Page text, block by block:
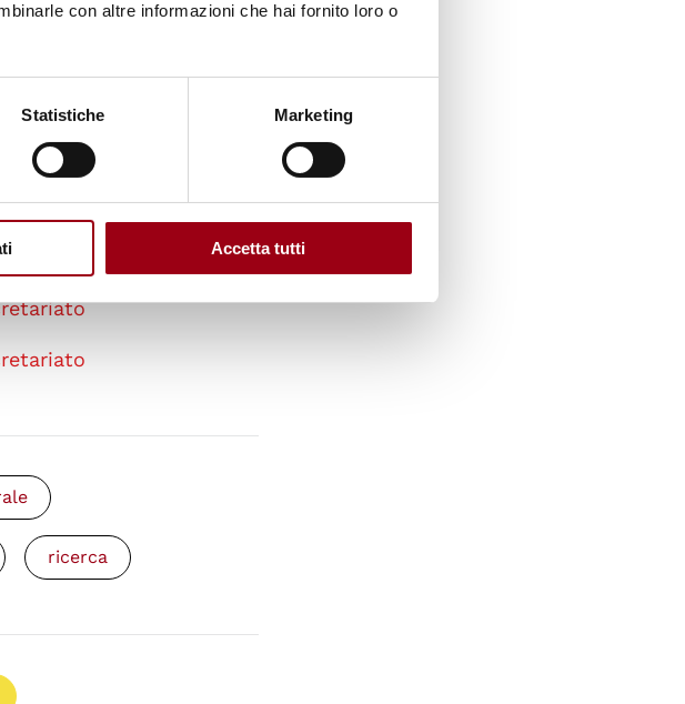
con altre informazioni che hai fornito loro o
Statistiche Marketing
Accetta tutti
edifici saranno stati
3.000 studenti
ricerca